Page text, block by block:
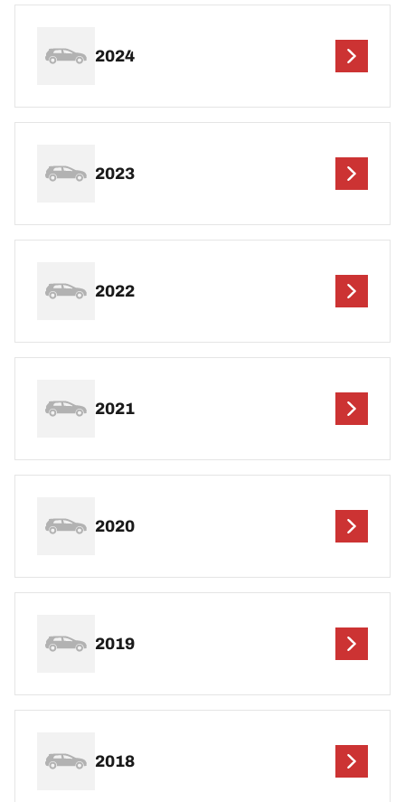
2024
2023
2022
2021
2020
2019
2018